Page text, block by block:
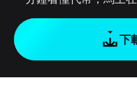
如何購買加密貨幣
下